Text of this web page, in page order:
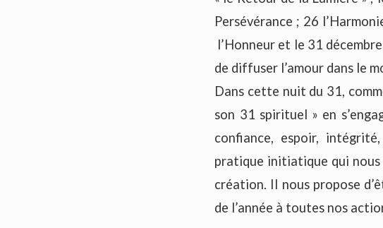
Persévérance ; 26
l’Honneur et le 31
de diffuser l’amour dans le
Dans cette nuit du 31,
son 31 spirituel » en
confiance, espoir,
pratique initiatique qui nous
création. Il nous propose
de l’année à toutes nos